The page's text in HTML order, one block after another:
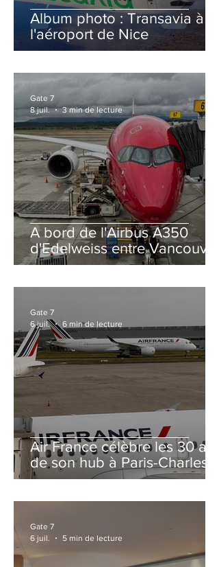
Album photo : Transavia à
l'aéroport de Nice
A bord de l'Airbus A350
d'Edelweiss entre Vancouver
et Zurich
Gate 7
8 juil.
3 min de lecture
Air France célèbre les 30 ans
de son hub à Paris-Charles
de Gaulle
Gate 7
6 juil.
6 min de lecture
Gate 7
6 juil.
5 min de lecture